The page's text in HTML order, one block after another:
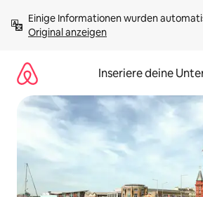
Inhalten
springenOriginal anzeigen
Inseriere deine